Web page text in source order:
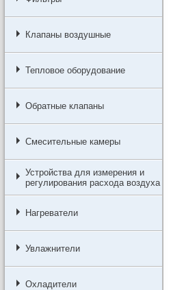
Клапаны воздушные
Тепловое оборудование
Обратные клапаны
Смесительные камеры
Устройства для измерения и
регулирования расхода воздуха
Нагреватели
Увлажнители
Охладители